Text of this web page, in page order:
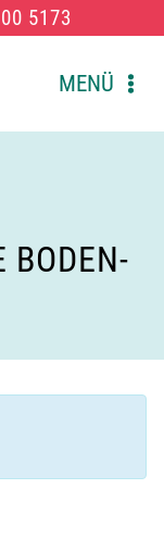
5173
MENÜ
BODEN-